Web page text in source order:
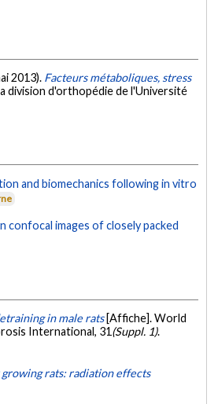
2013). Facteurs métaboliques, stress
division d'orthopédie de l'Université
and biomechanics following in vitro
images of closely packed
in male rats [Affiche]. World
International, 31(Suppl. 1).
rats: radiation effects